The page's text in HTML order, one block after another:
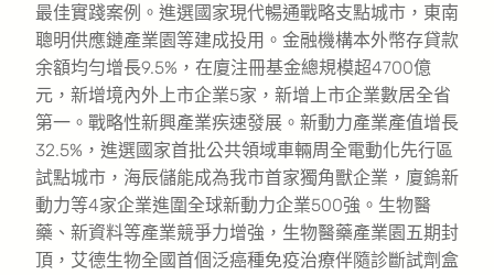
最佳實踐案例。進選國家現代暢通戰略支點城市，東南
聰明供應鏈產業園等建成投用。金融機構本外幣存貸款
余額均勻增長9.5%，在廈注冊基金總規模超4700億
元，新增境內外上市企業5家，新增上市企業數居全省
第一。戰略性新興產業疾速發展。新動力產業產值增長
32.5%，進選國家首批公共領域車輛周全電動化先行區
試點城市，海辰儲能成為我市首家獨角獸企業，廈鎢新
動力等4家企業進圍全球新動力企業500強。生物醫
藥、新資料等產業競爭力增強，生物醫藥產業園五期封
頂，艾德生物全國首個泛癌種免疫治療伴隨診斷試劑盒